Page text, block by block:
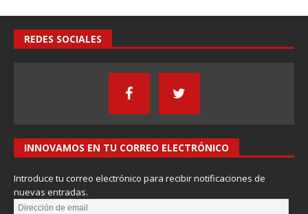
REDES SOCIALES
INNOVAMOS EN TU CORREO ELECTRÓNICO
Introduce tu correo electrónico para recibir notificaciones de
nuevas entradas.